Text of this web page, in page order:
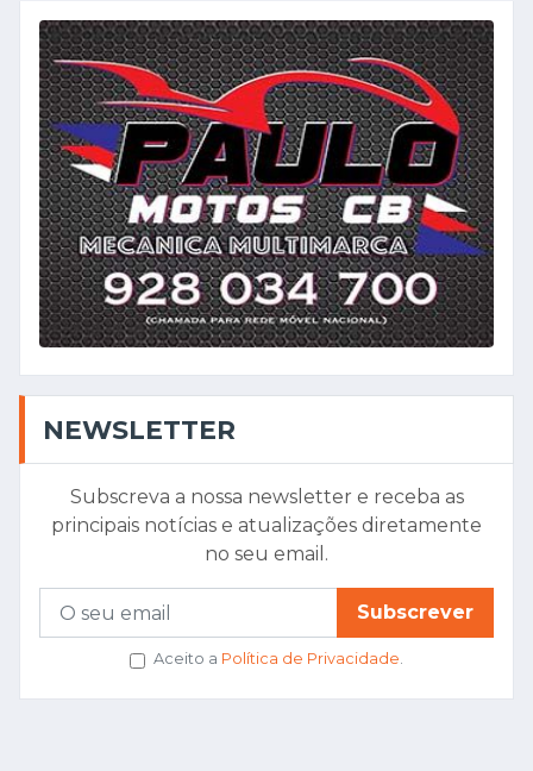
NEWSLETTER
Subscreva a nossa newsletter e receba as
principais notícias e atualizações diretamente
no seu email.
Subscrever
Aceito a Política de Privacidade.